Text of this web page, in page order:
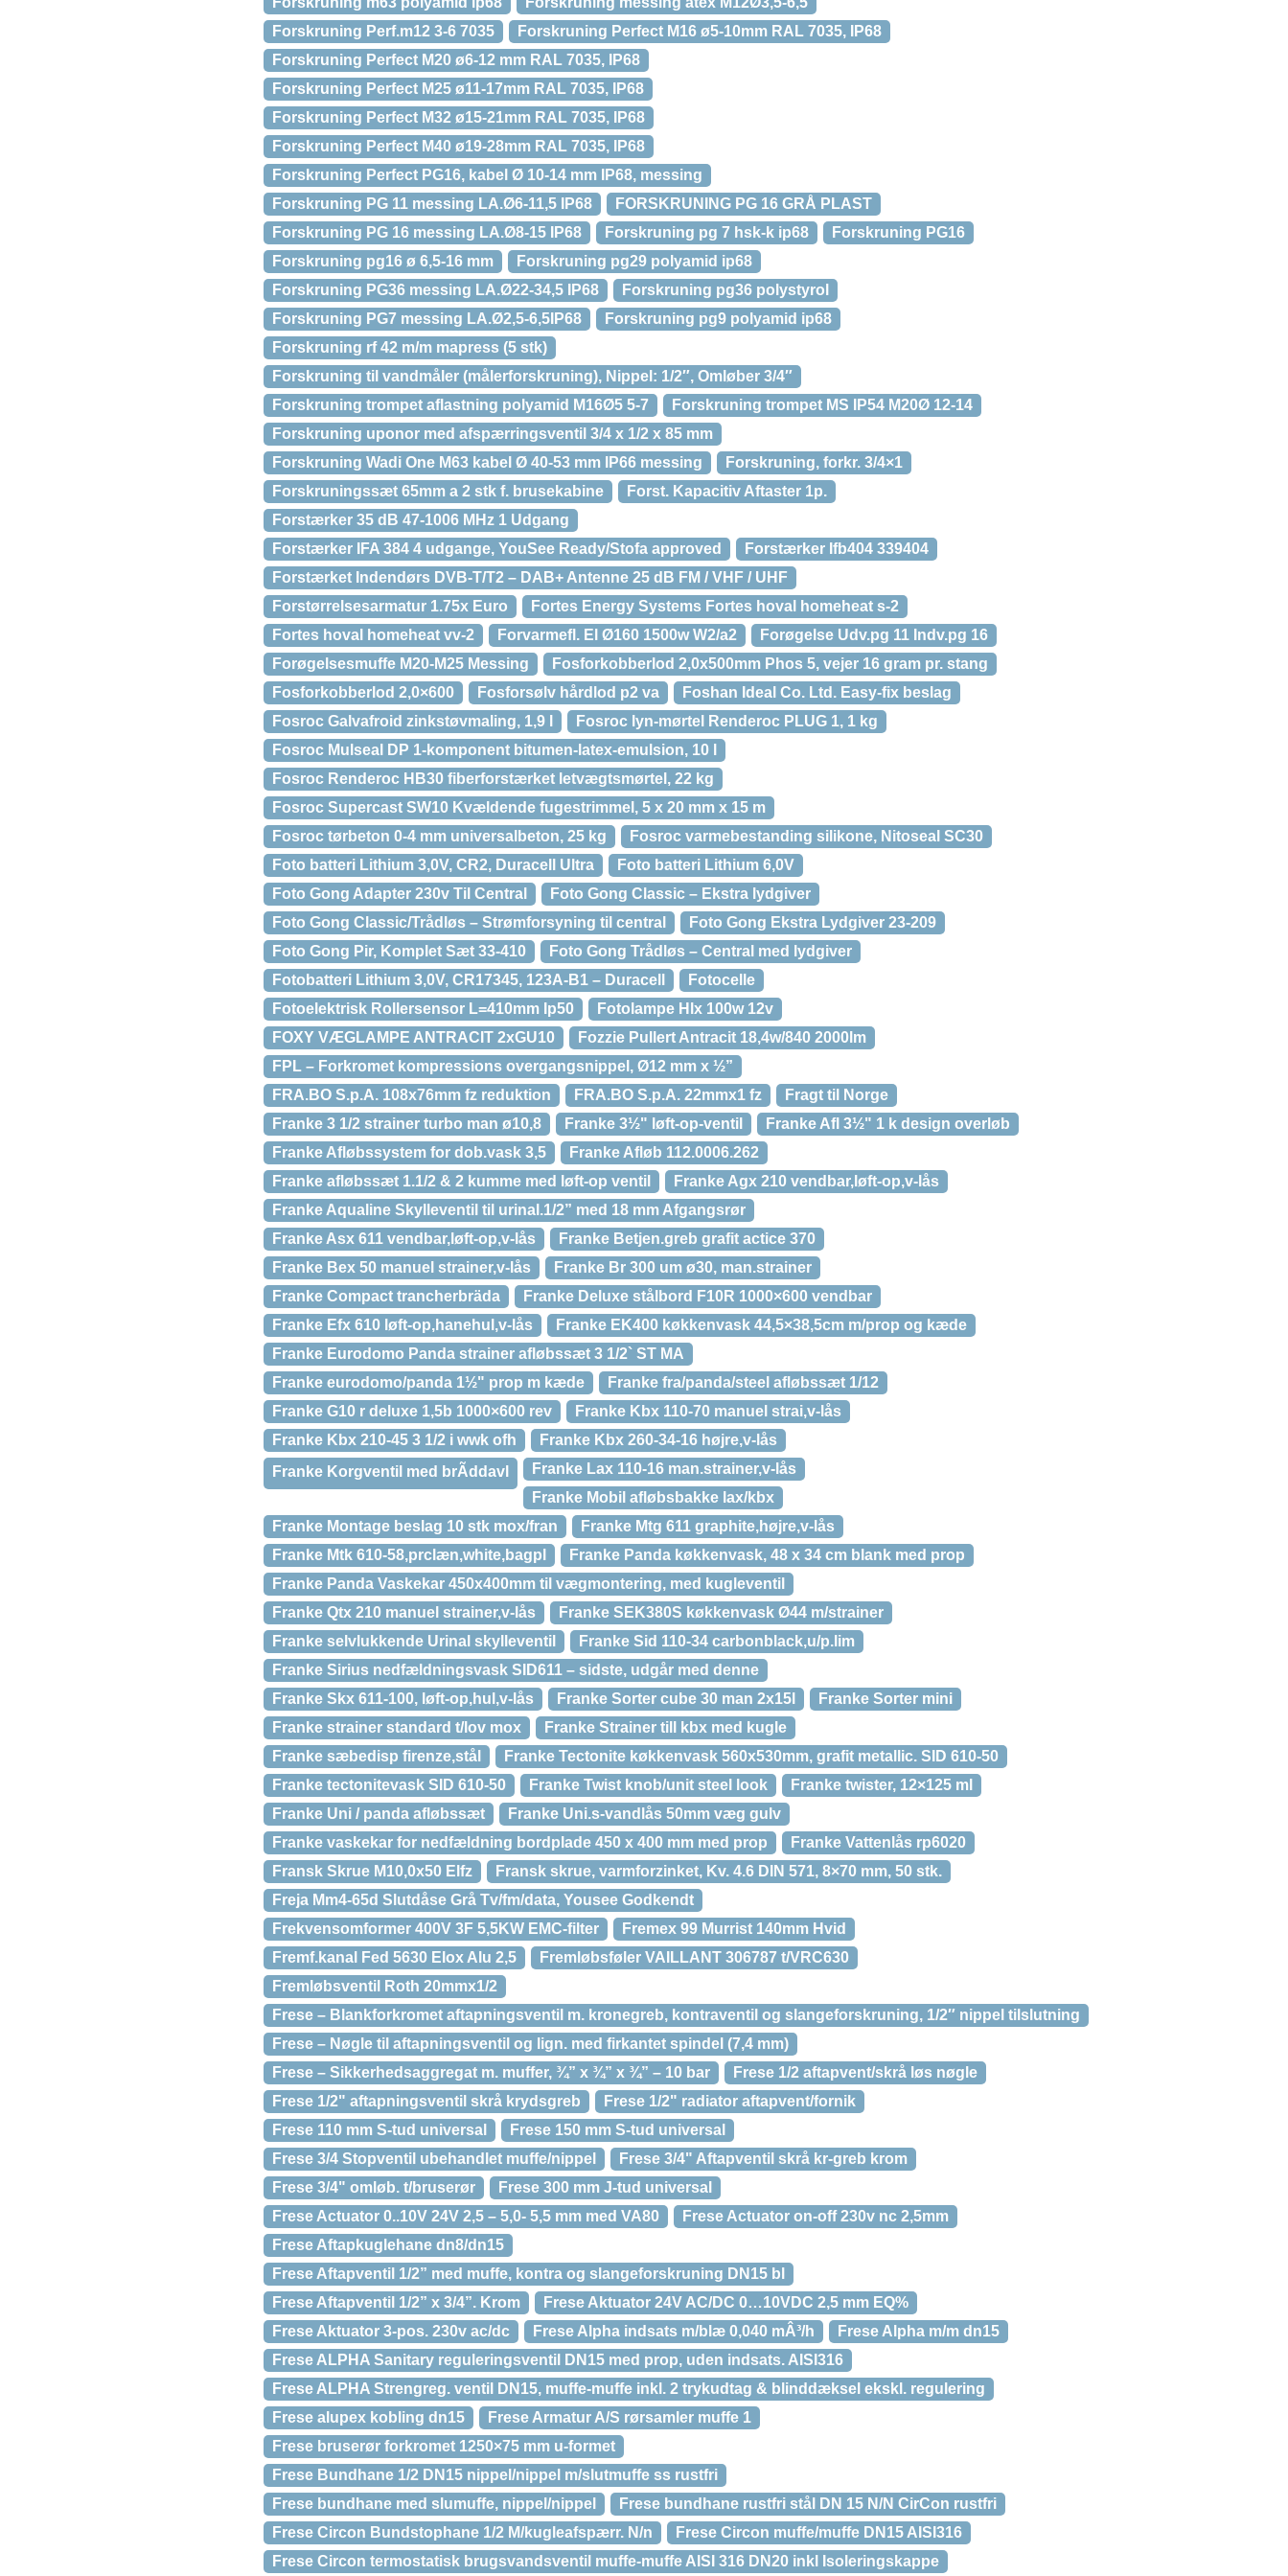
Forskruning Perf.m12 3-6 7035
Forskruning Perfect M16 ø5-10mm RAL 7035, IP68
Forskruning Perfect M20 ø6-12 mm RAL 7035, IP68
Forskruning Perfect M25 ø11-17mm RAL 7035, IP68
Forskruning Perfect M32 ø15-21mm RAL 7035, IP68
Forskruning Perfect M40 ø19-28mm RAL 7035, IP68
Forskruning Perfect PG16, kabel Ø 10-14 mm IP68, messing
Forskruning PG 11 messing LA.Ø6-11,5 IP68
FORSKRUNING PG 16 GRÅ PLAST
Forskruning PG 16 messing LA.Ø8-15 IP68
Forskruning pg 7 hsk-k ip68
Forskruning PG16
Forskruning pg16 ø 6,5-16 mm
Forskruning pg29 polyamid ip68
Forskruning PG36 messing LA.Ø22-34,5 IP68
Forskruning pg36 polystyrol
Forskruning PG7 messing LA.Ø2,5-6,5IP68
Forskruning pg9 polyamid ip68
Forskruning rf 42 m/m mapress (5 stk)
Forskruning til vandmåler (målerforskruning), Nippel: 1/2″, Omløber 3/4″
Forskruning trompet aflastning polyamid M16Ø5 5-7
Forskruning trompet MS IP54 M20Ø 12-14
Forskruning uponor med afspærringsventil 3/4 x 1/2 x 85 mm
Forskruning Wadi One M63 kabel Ø 40-53 mm IP66 messing
Forskruning, forkr. 3/4×1
Forskruningssæt 65mm a 2 stk f. brusekabine
Forst. Kapacitiv Aftaster 1p.
Forstærker 35 dB 47-1006 MHz 1 Udgang
Forstærker IFA 384 4 udgange, YouSee Ready/Stofa approved
Forstærker Ifb404 339404
Forstærket Indendørs DVB-T/T2 – DAB+ Antenne 25 dB FM / VHF / UHF
Forstørrelsesarmatur 1.75x Euro
Fortes Energy Systems Fortes hoval homeheat s-2
Fortes hoval homeheat vv-2
Forvarmefl. El Ø160 1500w W2/a2
Forøgelse Udv.pg 11 Indv.pg 16
Forøgelsesmuffe M20-M25 Messing
Fosforkobberlod 2,0x500mm Phos 5, vejer 16 gram pr. stang
Fosforkobberlod 2,0×600
Fosforsølv hårdlod p2 va
Foshan Ideal Co. Ltd. Easy-fix beslag
Fosroc Galvafroid zinkstøvmaling, 1,9 l
Fosroc lyn-mørtel Renderoc PLUG 1, 1 kg
Fosroc Mulseal DP 1-komponent bitumen-latex-emulsion, 10 l
Fosroc Renderoc HB30 fiberforstærket letvægtsmørtel, 22 kg
Fosroc Supercast SW10 Kvældende fugestrimmel, 5 x 20 mm x 15 m
Fosroc tørbeton 0-4 mm universalbeton, 25 kg
Fosroc varmebestanding silikone, Nitoseal SC30
Foto batteri Lithium 3,0V, CR2, Duracell Ultra
Foto batteri Lithium 6,0V
Foto Gong Adapter 230v Til Central
Foto Gong Classic – Ekstra lydgiver
Foto Gong Classic/Trådløs – Strømforsyning til central
Foto Gong Ekstra Lydgiver 23-209
Foto Gong Pir, Komplet Sæt 33-410
Foto Gong Trådløs – Central med lydgiver
Fotobatteri Lithium 3,0V, CR17345, 123A-B1 – Duracell
Fotocelle
Fotoelektrisk Rollersensor L=410mm Ip50
Fotolampe Hlx 100w 12v
FOXY VÆGLAMPE ANTRACIT 2xGU10
Fozzie Pullert Antracit 18,4w/840 2000lm
FPL – Forkromet kompressions overgangsnippel, Ø12 mm x ½”
FRA.BO S.p.A. 108x76mm fz reduktion
FRA.BO S.p.A. 22mmx1 fz
Fragt til Norge
Franke 3 1/2 strainer turbo man ø10,8
Franke 3½" løft-op-ventil
Franke Afl 3½" 1 k design overløb
Franke Afløbssystem for dob.vask 3,5
Franke Afløb 112.0006.262
Franke afløbssæt 1.1/2 & 2 kumme med løft-op ventil
Franke Agx 210 vendbar,løft-op,v-lås
Franke Aqualine Skylleventil til urinal.1/2” med 18 mm Afgangsrør
Franke Asx 611 vendbar,løft-op,v-lås
Franke Betjen.greb grafit actice 370
Franke Bex 50 manuel strainer,v-lås
Franke Br 300 um ø30, man.strainer
Franke Compact trancherbräda
Franke Deluxe stålbord F10R 1000×600 vendbar
Franke Efx 610 løft-op,hanehul,v-lås
Franke EK400 køkkenvask 44,5×38,5cm m/prop og kæde
Franke Eurodomo Panda strainer afløbssæt 3 1/2` ST MA
Franke eurodomo/panda 1½" prop m kæde
Franke fra/panda/steel afløbssæt 1/12
Franke G10 r deluxe 1,5b 1000×600 rev
Franke Kbx 110-70 manuel strai,v-lås
Franke Kbx 210-45 3 1/2 i wwk ofh
Franke Kbx 260-34-16 højre,v-lås
Franke Korgventil med brÃddavl
Franke Lax 110-16 man.strainer,v-lås
Franke Mobil afløbsbakke lax/kbx
Franke Montage beslag 10 stk mox/fran
Franke Mtg 611 graphite,højre,v-lås
Franke Mtk 610-58,prclæn,white,bagpl
Franke Panda køkkenvask, 48 x 34 cm blank med prop
Franke Panda Vaskekar 450x400mm til vægmontering, med kugleventil
Franke Qtx 210 manuel strainer,v-lås
Franke SEK380S køkkenvask Ø44 m/strainer
Franke selvlukkende Urinal skylleventil
Franke Sid 110-34 carbonblack,u/p.lim
Franke Sirius nedfældningsvask SID611 – sidste, udgår med denne
Franke Skx 611-100, løft-op,hul,v-lås
Franke Sorter cube 30 man 2x15l
Franke Sorter mini
Franke strainer standard t/lov mox
Franke Strainer till kbx med kugle
Franke sæbedisp firenze,stål
Franke Tectonite køkkenvask 560x530mm, grafit metallic. SID 610-50
Franke tectonitevask SID 610-50
Franke Twist knob/unit steel look
Franke twister, 12×125 ml
Franke Uni / panda afløbssæt
Franke Uni.s-vandlås 50mm væg gulv
Franke vaskekar for nedfældning bordplade 450 x 400 mm med prop
Franke Vattenlås rp6020
Fransk Skrue M10,0x50 Elfz
Fransk skrue, varmforzinket, Kv. 4.6 DIN 571, 8×70 mm, 50 stk.
Freja Mm4-65d Slutdåse Grå Tv/fm/data, Yousee Godkendt
Frekvensomformer 400V 3F 5,5KW EMC-filter
Fremex 99 Murrist 140mm Hvid
Fremf.kanal Fed 5630 Elox Alu 2,5
Fremløbsføler VAILLANT 306787 t/VRC630
Fremløbsventil Roth 20mmx1/2
Frese – Blankforkromet aftapningsventil m. kronegreb, kontraventil og slangeforskruning, 1/2″ nippel tilslutning
Frese – Nøgle til aftapningsventil og lign. med firkantet spindel (7,4 mm)
Frese – Sikkerhedsaggregat m. muffer, ¾” x ¾” x ¾” – 10 bar
Frese 1/2 aftapvent/skrå løs nøgle
Frese 1/2" aftapningsventil skrå krydsgreb
Frese 1/2" radiator aftapvent/fornik
Frese 110 mm S-tud universal
Frese 150 mm S-tud universal
Frese 3/4 Stopventil ubehandlet muffe/nippel
Frese 3/4" Aftapventil skrå kr-greb krom
Frese 3/4" omløb. t/bruserør
Frese 300 mm J-tud universal
Frese Actuator 0..10V 24V 2,5 – 5,0- 5,5 mm med VA80
Frese Actuator on-off 230v nc 2,5mm
Frese Aftapkuglehane dn8/dn15
Frese Aftapventil 1/2” med muffe, kontra og slangeforskruning DN15 bl
Frese Aftapventil 1/2” x 3/4”. Krom
Frese Aktuator 24V AC/DC 0…10VDC 2,5 mm EQ%
Frese Aktuator 3-pos. 230v ac/dc
Frese Alpha indsats m/blæ 0,040 mÂ³/h
Frese Alpha m/m dn15
Frese ALPHA Sanitary reguleringsventil DN15 med prop, uden indsats. AISI316
Frese ALPHA Strengreg. ventil DN15, muffe-muffe inkl. 2 trykudtag & blinddæksel ekskl. regulering
Frese alupex kobling dn15
Frese Armatur A/S rørsamler muffe 1
Frese bruserør forkromet 1250×75 mm u-formet
Frese Bundhane 1/2 DN15 nippel/nippel m/slutmuffe ss rustfri
Frese bundhane med slumuffe, nippel/nippel
Frese bundhane rustfri stål DN 15 N/N CirCon rustfri
Frese Circon Bundstophane 1/2 M/kugleafspærr. N/n
Frese Circon muffe/muffe DN15 AISI316
Frese Circon termostatisk brugsvandsventil muffe-muffe AISI 316 DN20 inkl Isoleringskappe